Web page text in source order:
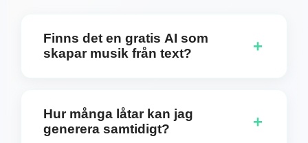
Finns det en gratis AI som
skapar musik från text?
+
med vår kostnadsfria Music from Text-generator.
Vår AI-teknik omvandlar din text till vacker musik
Hur många låtar kan jag
generera samtidigt?
+